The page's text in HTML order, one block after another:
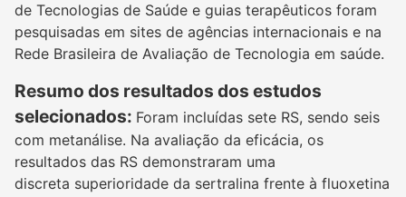
de Tecnologias de Saúde e guias terapêuticos foram
pesquisadas em sites de agências internacionais e na
Rede Brasileira de Avaliação de Tecnologia em saúde.
Resumo dos resultados dos estudos
selecionados: Foram incluídas sete RS, sendo seis
com metanálise. Na avaliação da eficácia, os
resultados das RS demonstraram uma
discreta superioridade da sertralina frente à fluoxetina